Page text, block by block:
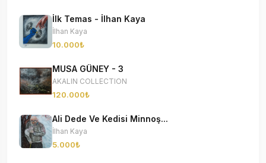
İlk Temas - İlhan Kaya
İlhan Kaya
10.000₺
MUSA GÜNEY - 3
AKALIN COLLECTION
120.000₺
Ali Dede Ve Kedisi Minnoş...
İlhan Kaya
5.000₺